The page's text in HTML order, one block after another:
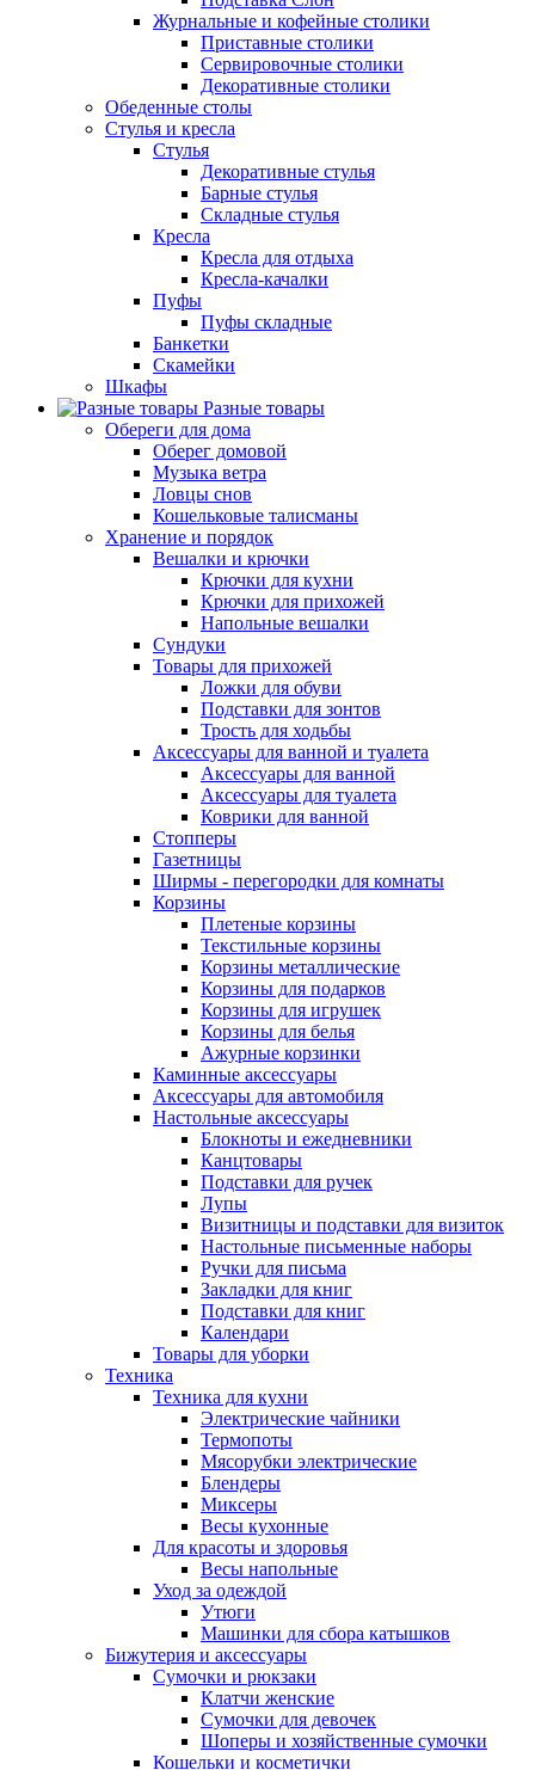
Журнальные и кофейные столики
Приставные столики
Сервировочные столики
Декоративные столики
Обеденные столы
Стулья и кресла
Стулья
Декоративные стулья
Барные стулья
Складные стулья
Кресла
Кресла для отдыха
Кресла-качалки
Пуфы
Пуфы складные
Банкетки
Скамейки
Шкафы
Разные товары
Обереги для дома
Оберег домовой
Музыка ветра
Ловцы снов
Кошельковые талисманы
Хранение и порядок
Вешалки и крючки
Крючки для кухни
Крючки для прихожей
Напольные вешалки
Сундуки
Товары для прихожей
Ложки для обуви
Подставки для зонтов
Трость для ходьбы
Аксессуары для ванной и туалета
Аксессуары для ванной
Аксессуары для туалета
Коврики для ванной
Стопперы
Газетницы
Ширмы - перегородки для комнаты
Корзины
Плетеные корзины
Текстильные корзины
Корзины металлические
Корзины для подарков
Корзины для игрушек
Корзины для белья
Ажурные корзинки
Каминные аксессуары
Аксессуары для автомобиля
Настольные аксессуары
Блокноты и ежедневники
Канцтовары
Подставки для ручек
Лупы
Визитницы и подставки для визиток
Настольные письменные наборы
Ручки для письма
Закладки для книг
Подставки для книг
Календари
Товары для уборки
Техника
Техника для кухни
Электрические чайники
Термопоты
Мясорубки электрические
Блендеры
Миксеры
Весы кухонные
Для красоты и здоровья
Весы напольные
Уход за одеждой
Утюги
Машинки для сбора катышков
Бижутерия и аксессуары
Сумочки и рюкзаки
Клатчи женские
Сумочки для девочек
Шоперы и хозяйственные сумочки
Кошельки и косметички